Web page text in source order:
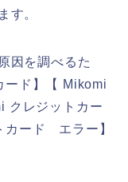
す。
因を調べるた
ード】【 Mikomi
クレジットカー
カード エラー】